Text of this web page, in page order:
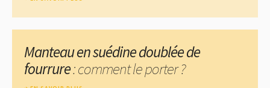
Manteau en suédine doublée de
fourrure: comment le porter ?